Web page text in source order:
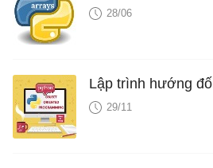
28/06
Lập trình hướng
29/11